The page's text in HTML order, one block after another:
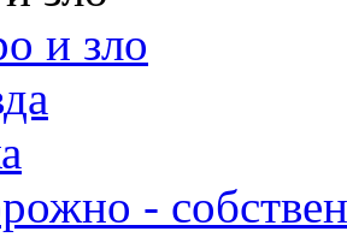
и зло
-